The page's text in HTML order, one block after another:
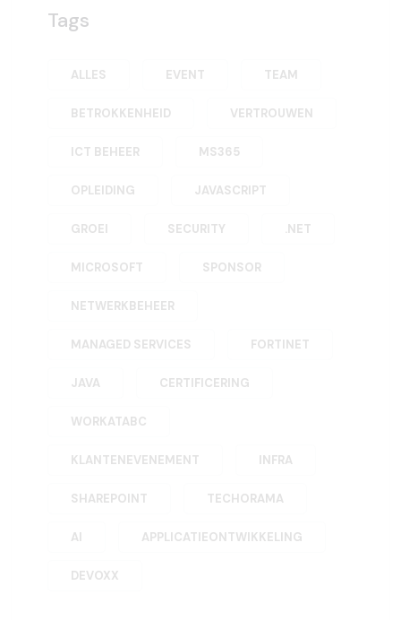
Tags
ALLES EVENT TEAM
BETROKKENHEID VERTROUWEN
ICT BEHEER MS365
OPLEIDING JAVASCRIPT
GROEI SECURITY .NET
MICROSOFT SPONSOR
NETWERKBEHEER
MANAGED SERVICES FORTINET
JAVA CERTIFICERING
WORKATABC
KLANTENEVENEMENT INFRA
SHAREPOINT TECHORAMA
AI APPLICATIEONTWIKKELING
DEVOXX